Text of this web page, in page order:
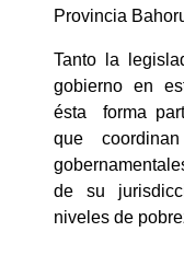
Provincia
Tanto la
gobierno en
ésta forma
que
de su
niveles de